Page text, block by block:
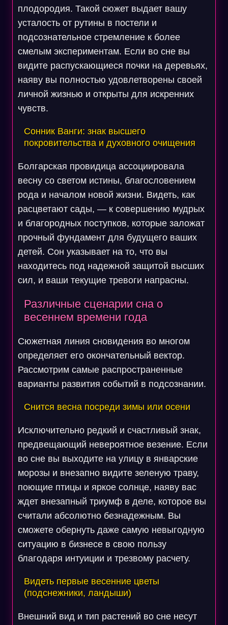
плодородия. Такой сюжет выдает вашу
усталость от рутины в постели и
подсознательное стремление к более
смелым экспериментам. Если во сне вы
видите распускающиеся почки на деревьях,
наяву вы полностью удовлетворены своей
личной жизнью и открыты для искренних
чувств.
Сонник Ванги: знак высшего
покровительства и духовного очищения
Болгарская провидица ассоциировала
весну со светом истины, благословением
рода и началом новой жизни. Видеть, как
расцветают сады, — к совершению мудрых
и благородных поступков, которые заложат
прочный фундамент для будущего ваших
детей. Сон указывает на то, что вы
находитесь под надежной защитой высших
сил, и ваши текущие тревоги напрасны.
Различные сценарии сна о
весеннем времени года
Сюжетная линия сновидения во многом
определяет его окончательный вектор.
Рассмотрим самые распространенные
варианты развития событий в подсознании.
Снится весна посреди зимы или осени
Исключительно редкий и счастливый знак,
предвещающий невероятное везение. Если
во сне вы выходите на улицу в январские
морозы и внезапно видите зеленую траву,
поющие птицы и яркое солнце, наяву вас
ждет внезапный триумф в деле, которое вы
считали абсолютно безнадежным. Вы
сможете обернуть даже самую невыгодную
ситуацию в бизнесе в свою пользу
благодаря интуиции и трезвому расчету.
Видеть первые весенние цветы
(подснежники, ландыши)
Внешний вид и тип растений во сне несут